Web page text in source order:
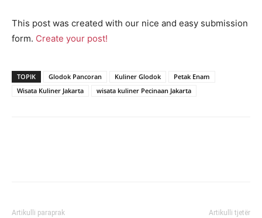
This post was created with our nice and easy submission
form. Create your post!
TOPIK Glodok Pancoran Kuliner Glodok
Petak Enam
Wisata Kuliner Jakarta
wisata kuliner Pecinaan Jakarta
Artikulli paraprak Artikulli tjetër